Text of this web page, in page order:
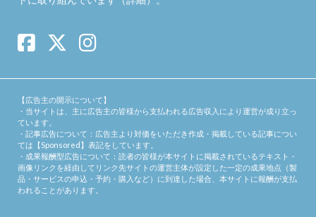
【広告主の開示について】
・当サイトは、主に広告主の皆様から支払われる広告収入により運営が成り立っ
ています。
・記事広告について：広告主より対価をいただき作成・掲載している記事につい
ては【Sponsored】表記をしています。
・成果報酬型広告について：読者の皆様が本サイトに掲載されているテキスト・
画像リンクを経由してリンク先サイトの運営主体が設定した一定の成果地点（製
品・サービスの申込・予約・購入など）に到達した場合、本サイトに報酬が支払
われることがあります。